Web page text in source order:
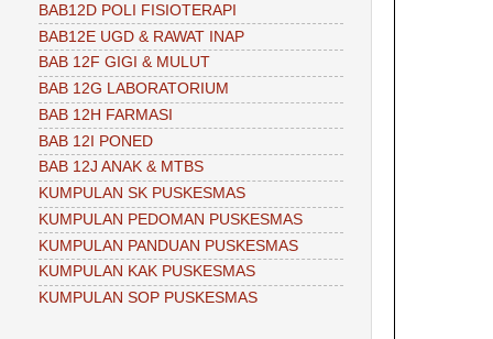
BAB12D POLI FISIOTERAPI
BAB12E UGD & RAWAT INAP
BAB 12F GIGI & MULUT
BAB 12G LABORATORIUM
BAB 12H FARMASI
BAB 12I PONED
BAB 12J ANAK & MTBS
KUMPULAN SK PUSKESMAS
KUMPULAN PEDOMAN PUSKESMAS
KUMPULAN PANDUAN PUSKESMAS
KUMPULAN KAK PUSKESMAS
KUMPULAN SOP PUSKESMAS